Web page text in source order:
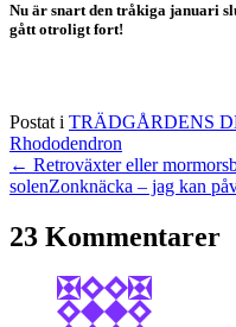
Nu är snart den tråkiga januari
gått otroligt fort!
Postat i TRÄDGÅRDENS
Rhododendron
← Retroväxter eller
solenZonknäcka – jag kan
23 Kommentarer